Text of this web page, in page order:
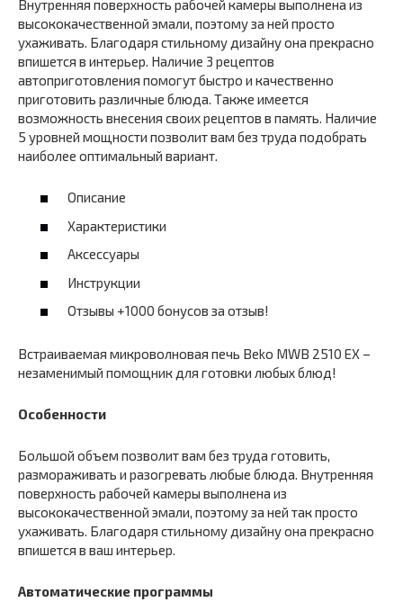
Внутренняя поверхность рабочей камеры выполнена из
высококачественной эмали, поэтому за ней просто
ухаживать. Благодаря стильному дизайну она прекрасно
впишется в интерьер. Наличие 3 рецептов
автоприготовления помогут быстро и качественно
приготовить различные блюда. Также имеется
возможность внесения своих рецептов в память. Наличие
5 уровней мощности позволит вам без труда подобрать
наиболее оптимальный вариант.
Описание
Характеристики
Аксессуары
Инструкции
Отзывы +1000 бонусов за отзыв!
Встраиваемая микроволновая печь Beko MWB 2510 EX –
незаменимый помощник для готовки любых блюд!
Особенности
Большой объем позволит вам без труда готовить,
размораживать и разогревать любые блюда. Внутренняя
поверхность рабочей камеры выполнена из
высококачественной эмали, поэтому за ней так просто
ухаживать. Благодаря стильному дизайну она прекрасно
впишется в ваш интерьер.
Автоматические программы